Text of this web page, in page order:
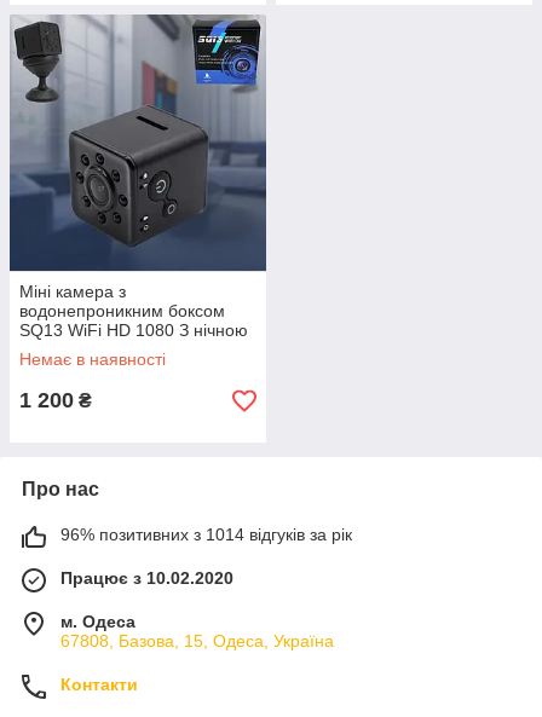
Міні камера з
водонепроникним боксом
SQ13 WiFi HD 1080 З нічною
відеозйомкою Бездротова
прихована
Немає в наявності
1 200 ₴
Про нас
96% позитивних з 1014 відгуків за рік
Працює з 10.02.2020
м. Одеса
67808, Базова, 15, Одеса, Україна
Контакти